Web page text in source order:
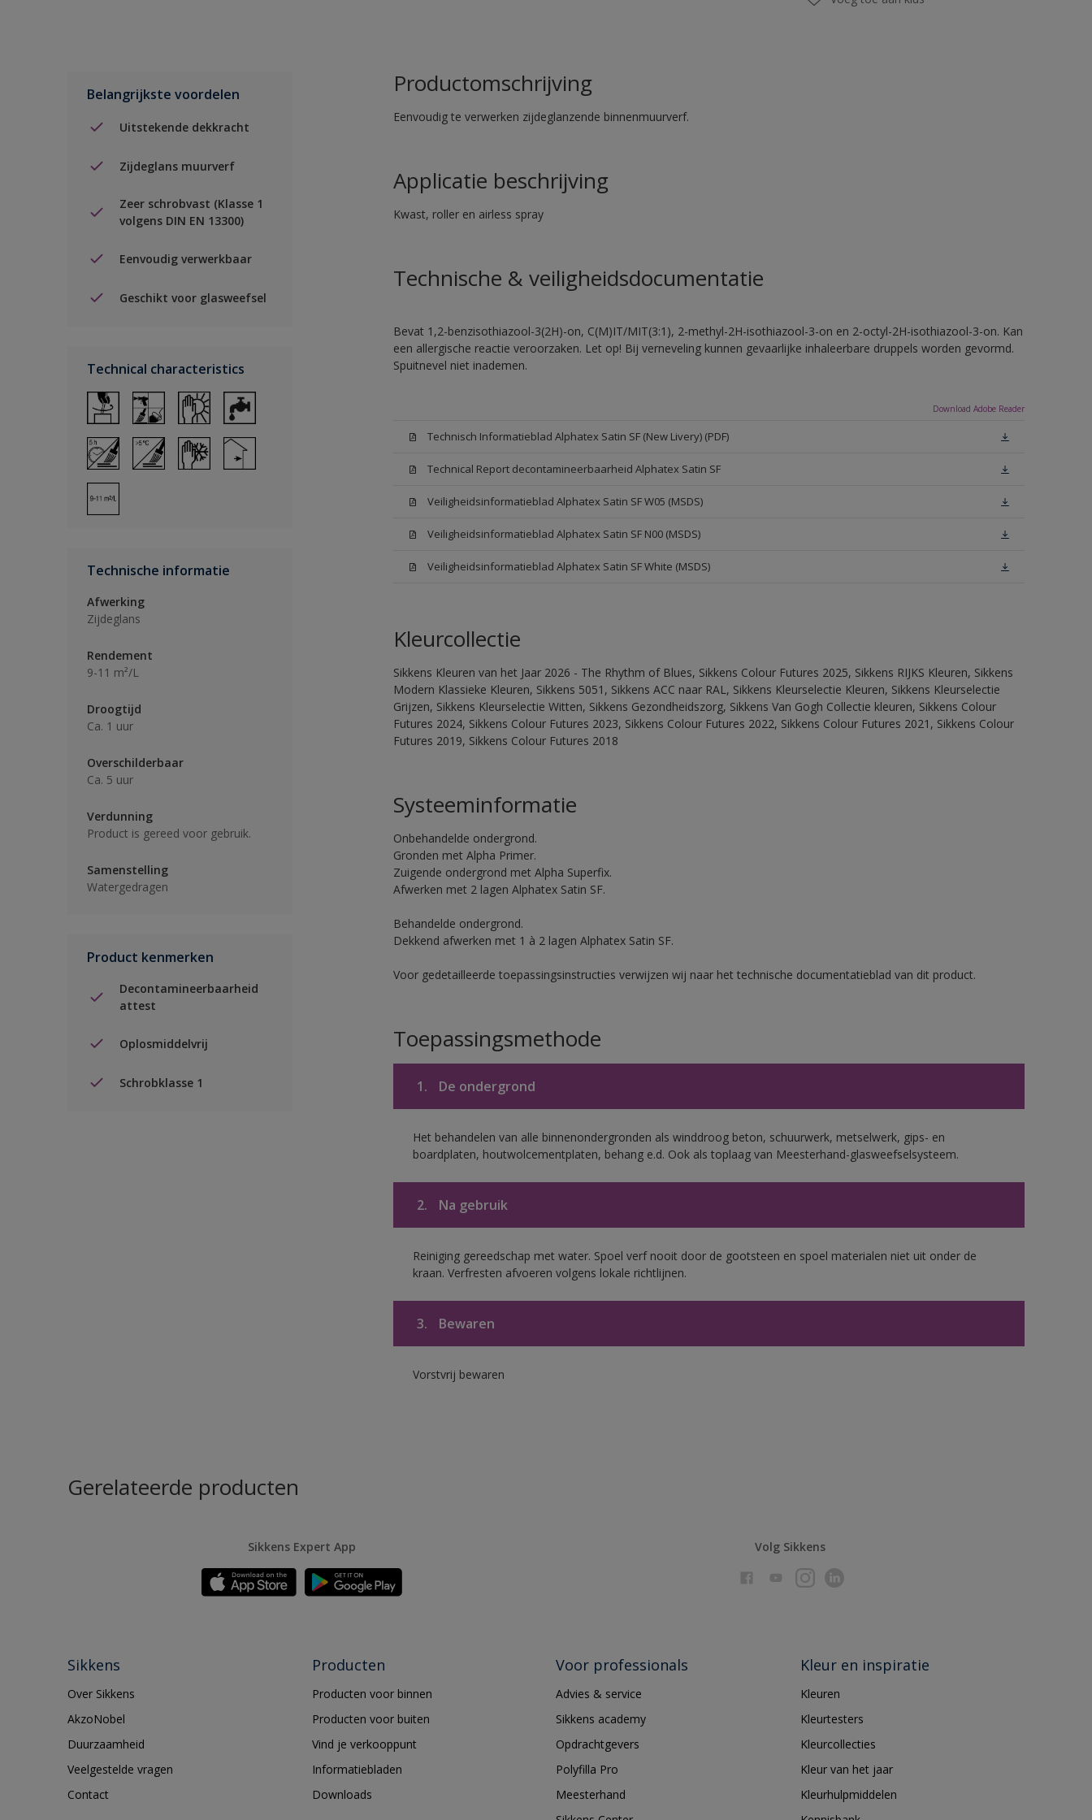
Belangrijkste voordelen
Uitstekende dekkracht
Zijdeglans muurverf
Zeer schrobvast (Klasse 1
volgens DIN EN 13300)
Eenvoudig verwerkbaar
Geschikt voor glasweefsel
Technical characteristics
Technische informatie
Afwerking
Zijdeglans
Rendement
9-11 m²/L
Droogtijd
Ca. 1 uur
Overschilderbaar
Ca. 5 uur
Verdunning
Product is gereed voor gebruik.
Samenstelling
Watergedragen
Product kenmerken
Decontamineerbaarheid
attest
Oplosmiddelvrij
Schrobklasse 1
Productomschrijving
Eenvoudig te verwerken zijdeglanzende binnenmuurverf.
Applicatie beschrijving
Kwast, roller en airless spray
Technische & veiligheidsdocumentatie
Bevat 1,2-benzisothiazool-3(2H)-on, C(M)IT/MIT(3:1), 2-methyl-2H-isothiazool-3-on en 2-octyl-2H-isothiazool-3-on. Kan
een allergische reactie veroorzaken. Let op! Bij verneveling kunnen gevaarlijke inhaleerbare druppels worden gevormd.
Spuitnevel niet inademen.
Download Adobe Reader
Technisch Informatieblad Alphatex Satin SF (New Livery) (PDF)
Technical Report decontamineerbaarheid Alphatex Satin SF
Veiligheidsinformatieblad Alphatex Satin SF W05 (MSDS)
Veiligheidsinformatieblad Alphatex Satin SF N00 (MSDS)
Veiligheidsinformatieblad Alphatex Satin SF White (MSDS)
Kleurcollectie
Sikkens Kleuren van het Jaar 2026 - The Rhythm of Blues, Sikkens Colour Futures 2025, Sikkens RIJKS Kleuren, Sikkens
Modern Klassieke Kleuren, Sikkens 5051, Sikkens ACC naar RAL, Sikkens Kleurselectie Kleuren, Sikkens Kleurselectie
Grijzen, Sikkens Kleurselectie Witten, Sikkens Gezondheidszorg, Sikkens Van Gogh Collectie kleuren, Sikkens Colour
Futures 2024, Sikkens Colour Futures 2023, Sikkens Colour Futures 2022, Sikkens Colour Futures 2021, Sikkens Colour
Futures 2019, Sikkens Colour Futures 2018
Systeeminformatie
Onbehandelde ondergrond.
Gronden met Alpha Primer.
Zuigende ondergrond met Alpha Superfix.
Afwerken met 2 lagen Alphatex Satin SF.
Behandelde ondergrond.
Dekkend afwerken met 1 à 2 lagen Alphatex Satin SF.
Voor gedetailleerde toepassingsinstructies verwijzen wij naar het technische documentatieblad van dit product.
Toepassingsmethode
1. De ondergrond
Het behandelen van alle binnenondergronden als winddroog beton, schuurwerk, metselwerk, gips- en
boardplaten, houtwolcementplaten, behang e.d. Ook als toplaag van Meesterhand-glasweefselsysteem.
2. Na gebruik
Reiniging gereedschap met water. Spoel verf nooit door de gootsteen en spoel materialen niet uit onder de
kraan. Verfresten afvoeren volgens lokale richtlijnen.
3. Bewaren
Vorstvrij bewaren
Gerelateerde producten
Sikkens Expert App Volg Sikkens
Sikkens
Over Sikkens
AkzoNobel
Duurzaamheid
Veelgestelde vragen
Contact
Producten
Producten voor binnen
Producten voor buiten
Vind je verkooppunt
Informatiebladen
Downloads
Voor professionals
Advies & service
Sikkens academy
Opdrachtgevers
Polyfilla Pro
Meesterhand
Kleur en inspiratie
Kleuren
Kleurtesters
Kleurcollecties
Kleur van het jaar
Kleurhulpmiddelen